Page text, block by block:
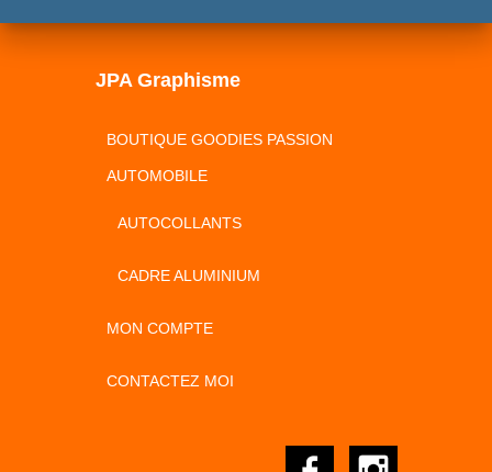
JPA Graphisme
BOUTIQUE GOODIES PASSION
AUTOMOBILE
AUTOCOLLANTS
CADRE ALUMINIUM
MON COMPTE
CONTACTEZ MOI